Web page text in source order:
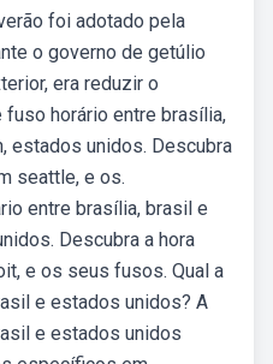
foi adotado pela
o governo de getúlio
era reduzir o
horário entre brasília,
estados unidos. Descubra
seattle, e os.
entre brasília, brasil e
Descubra a hora
e os seus fusos. Qual a
e estados unidos? A
e estados unidos